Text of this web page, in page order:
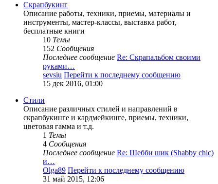
Скрапбукинг
Описание работы, техники, приемы, материалы и
инструменты, мастер-классы, выставка работ,
бесплатные книги
10 Темы
152 Сообщения
Последнее сообщение Re: Скрапальбом своими
руками…
sevsiu Перейти к последнему сообщению
15 дек 2016, 01:00
Стили
Описание различных стилей и направлений в
скрапбукинге и кардмейкинге, приемы, техники,
цветовая гамма и т.д.
1 Темы
4 Сообщения
Последнее сообщение Re: Шебби шик (Shabby chic)
и…
Olga89 Перейти к последнему сообщению
31 май 2015, 12:06